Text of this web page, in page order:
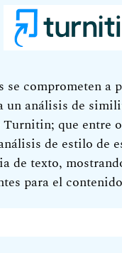
se comprometen a
un análisis de
que entre
de estilo de
de texto,
para el